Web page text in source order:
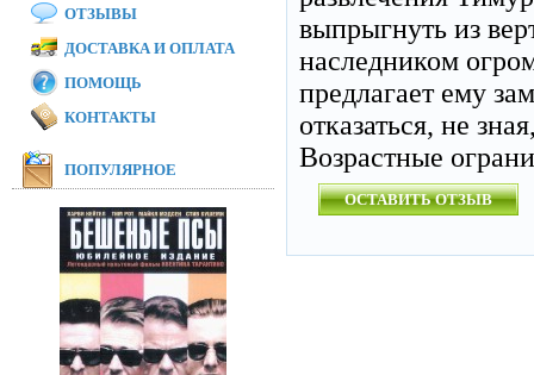
выпрыгнуть из
наследником
предлагает ему
отказаться, не
Возрастные
ОСТАВИТЬ ОТЗЫВ
ОТЗЫВЫ
ДОСТАВКА И ОПЛАТА
ПОМОЩЬ
КОНТАКТЫ
ПОПУЛЯРНОЕ